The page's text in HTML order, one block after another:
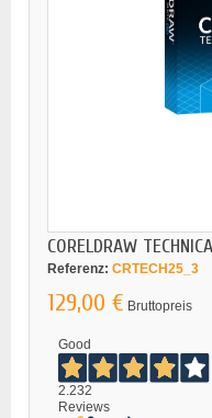
CORELDRAW
Referenz: CRTECH25_3
129,00 € Bruttopreis
Good
2.232
Reviews